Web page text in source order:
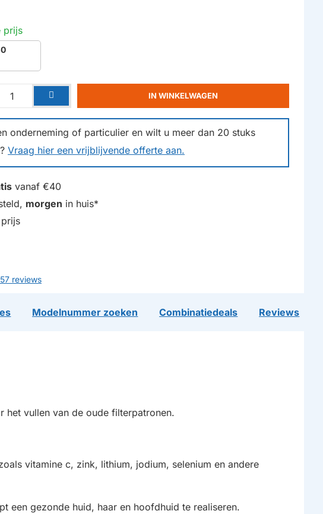
prijs
onderneming of particulier en wilt u meer dan 20 stuks
Vraag hier een vrijblijvende offerte aan.
IN WINKELWAGEN
vanaf €40
morgen in huis*
prijs
reviews
Modelnummer zoeken Combinatiedeals Reviews
vullen van de oude filterpatronen.
vitamine c, zink, lithium, jodium, selenium en andere
een gezonde huid, haar en hoofdhuid te realiseren.